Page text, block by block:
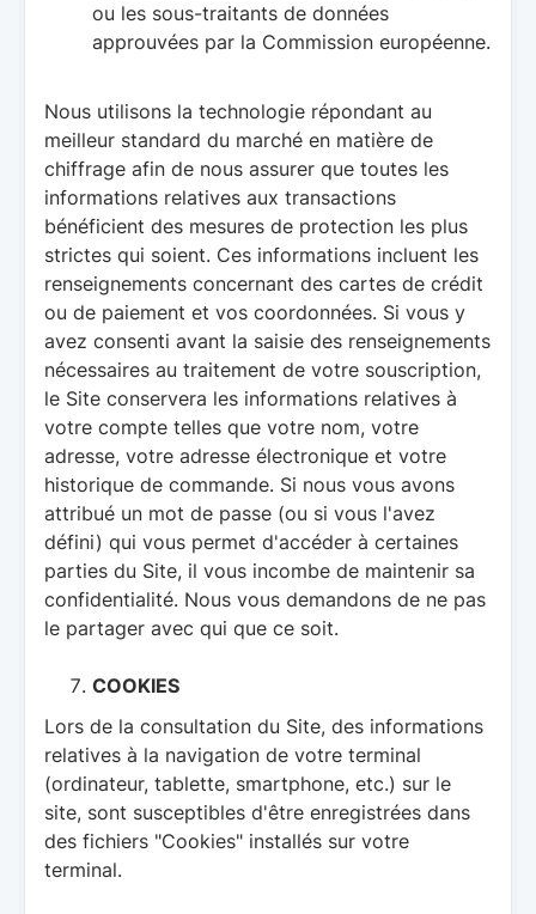
ou les sous-traitants de données
approuvées par la Commission européenne.
Nous utilisons la technologie répondant au
meilleur standard du marché en matière de
chiffrage afin de nous assurer que toutes les
informations relatives aux transactions
bénéficient des mesures de protection les plus
strictes qui soient. Ces informations incluent les
renseignements concernant des cartes de crédit
ou de paiement et vos coordonnées. Si vous y
avez consenti avant la saisie des renseignements
nécessaires au traitement de votre souscription,
le Site conservera les informations relatives à
votre compte telles que votre nom, votre
adresse, votre adresse électronique et votre
historique de commande. Si nous vous avons
attribué un mot de passe (ou si vous l'avez
défini) qui vous permet d'accéder à certaines
parties du Site, il vous incombe de maintenir sa
confidentialité. Nous vous demandons de ne pas
le partager avec qui que ce soit.
COOKIES
Lors de la consultation du Site, des informations
relatives à la navigation de votre terminal
(ordinateur, tablette, smartphone, etc.) sur le
site, sont susceptibles d'être enregistrées dans
des fichiers "Cookies" installés sur votre
terminal.